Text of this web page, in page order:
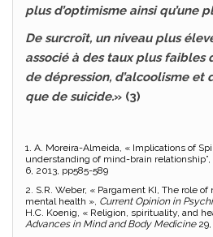
plus d’optimisme ainsi qu’une
De surcroît, un niveau plus
associé à des taux plus faibles
de dépression, d’alcoolisme et
que de suicide.» (3)
1. A. Moreira-Almeida, « Implications of
understanding of mind-brain relationship”,
6, 2013, pp585-589
2. S.R. Weber, « Pargament KI, The role
mental health », Current Opinion in
H.C. Koenig, « Religion, spirituality, and
Advances in Mind and Body Medicine29,